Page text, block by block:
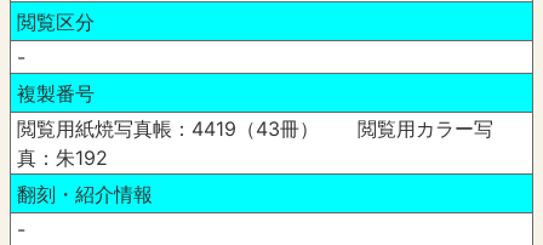
閲覧区分
-
複製番号
閲覧用紙焼写真帳：4419（43冊） 閲覧用カラー写
真：朱192
翻刻・紹介情報
-